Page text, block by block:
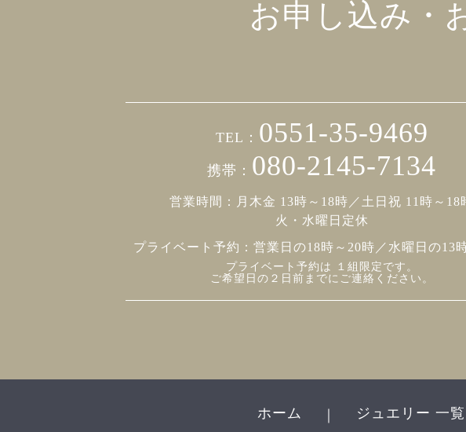
お申し込み・
TEL： 0551-35-9469
携帯： 080-2145-7134
営業時間：月木金 13時～18時／土日祝 11時～18
火・水曜日定休
プライベート予約： 営業日の18時～20時／水曜日の13
プライベート予約は １組限定です。
ご希望日の２日前までにご連絡ください。
ホーム ジュエリー 一覧